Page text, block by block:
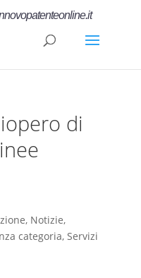
di
, Notizie,
categoria, Servizi